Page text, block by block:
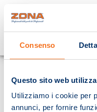
Consenso
Questo sito web
Utilizziamo i cookie per
annunci, per fornire
Cosa stai cercando?